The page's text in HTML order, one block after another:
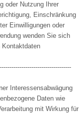
oder Nutzung Ihrer
Einschränkung
Einwilligungen oder
wenden Sie sich
Kontaktdaten
Interessensabwägung
Daten wie
mit Wirkung für